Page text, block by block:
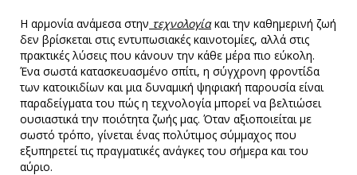
Η αρμονία ανάμεσα στην τεχνολογίακαι την καθημερινή ζωή
δεν βρίσκεται στις εντυπωσιακές καινοτομίες, αλλά στις
πρακτικές λύσεις που κάνουν την κάθε μέρα πιο εύκολη.
Ένα σωστά κατασκευασμένο σπίτι, η σύγχρονη φροντίδα
των κατοικιδίων και μια δυναμική ψηφιακή παρουσία είναι
παραδείγματα του πώς η τεχνολογία μπορεί να βελτιώσει
ουσιαστικά την ποιότητα ζωής μας. Όταν αξιοποιείται με
σωστό τρόπο, γίνεται ένας πολύτιμος σύμμαχος που
εξυπηρετεί τις πραγματικές ανάγκες του σήμερα και του
αύριο.